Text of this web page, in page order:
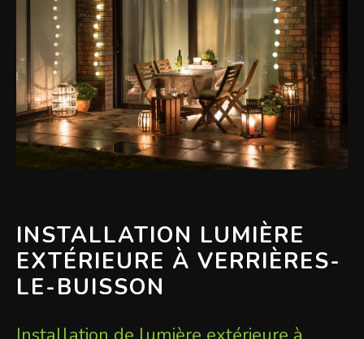
INSTALLATION LUMIÈRE
EXTÉRIEURE À VERRIÈRES-
LE-BUISSON